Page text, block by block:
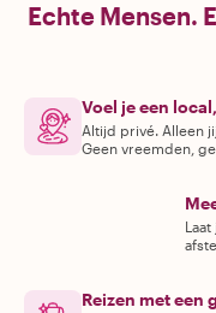
Echte Mensen.
Voel je een
Altijd privé. Alleen
Geen vreemden,
Reizen met een